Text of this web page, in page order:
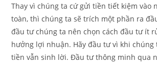
Thay vì chúng ta cứ gửi tiền tiết kiệm vào
toàn, thì chúng ta sẽ trích một phần ra
đầu tư chúng ta nên chọn cách đầu tư ít
hưởng lợi nhuận. Hãy đầu tư vì khi chúng
tiền vẫn sinh lời. Đầu tư thông minh qua